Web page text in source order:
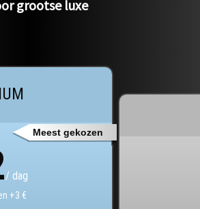
grootse luxe
Meest gekozen
/ dag
+3 €